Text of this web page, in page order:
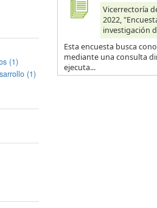
(1)
(1)
Vicerrectoría
2022,
investigación
Esta encuesta busca
mediante una consulta
ejecuta...